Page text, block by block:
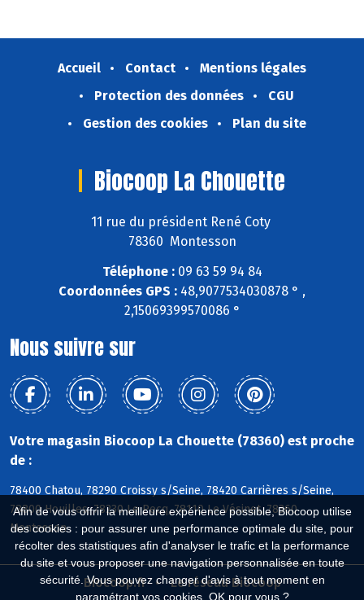
Afin de vous offrir la meilleure expérience possible, Biocoop utilise
des cookies : pour assurer une performance optimale du site, pour
récolter des statistiques afin d'analyser le trafic et la performance
du site et vous proposer une navigation personnalisée en toute
sécurité. Vous pouvez changer d'avis à tout moment en
paramétrant vos cookies. OK pour vous ?
Accueil Contact
Mentions légales
Protection des données
CGU
Gestion des cookies
Plan du site
Biocoop La Chouette
11 rue du président René Coty
78360 Montesson
Téléphone :09 63 59 94 84
Coordonnées GPS : 48,9077534030878 ° ,
2,15069399570086 °
Nous suivre sur
Votre magasin Biocoop La Chouette (78360) est proche
de :
78400 Chatou, 78290 Croissy s/Seine, 78420 Carrières s/Seine,
78800 Houilles, 78230 Le Pecq, 78110 Le Vésinet, 78360
Montesson
Biocoop.fr
Le réseau Biocoop